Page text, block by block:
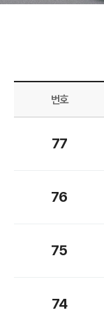
번호
77
76
75
74